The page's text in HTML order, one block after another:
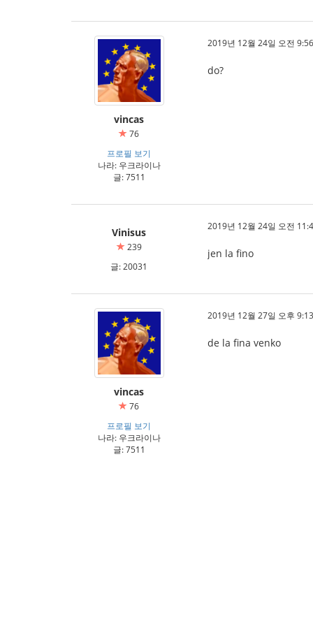
vincas
76
프로필 보기
나라: 우크라이나
글: 7511
2019년 12월 24일 오전
do?
Vinisus
239
글: 20031
2019년 12월 24일 오전
jen la fino
vincas
76
프로필 보기
나라: 우크라이나
글: 7511
2019년 12월 27일 오후
de la fina venko